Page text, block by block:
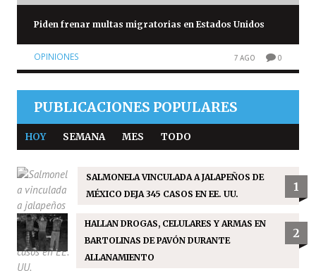
Piden frenar multas migratorias en Estados Unidos
OPINIONES 7 AGO 0
PUBLICACIONES POPULARES
HOY SEMANA MES TODO
SALMONELA VINCULADA A JALAPEÑOS DE
MÉXICO DEJA 345 CASOS EN EE. UU.
1
HALLAN DROGAS, CELULARES Y ARMAS EN
BARTOLINAS DE PAVÓN DURANTE
ALLANAMIENTO
2